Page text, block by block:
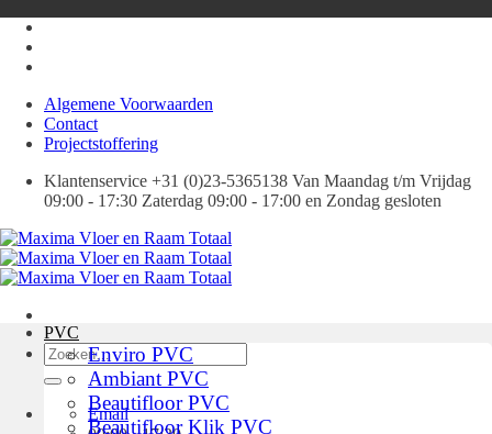
naar
inhoud
Algemene Voorwaarden
Contact
Projectstoffering
Klantenservice +31 (0)23-5365138 Van Maandag t/m Vrijdag
09:00 - 17:30 Zaterdag 09:00 - 17:00 en Zondag gesloten
Zoeken
naar:
Email
PVC
Enviro PVC
Ambiant PVC
Beautifloor PVC
Beautifloor Klik PVC